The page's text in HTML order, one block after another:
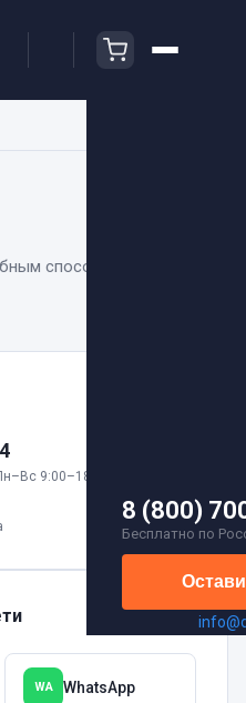
8 (800)
Бесплатно по
способом или оставьте
9:00–18:00
WA WhatsApp